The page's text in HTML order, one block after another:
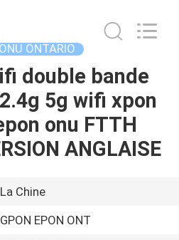
ONTARIO
double bande
5g wifi xpon
onu FTTH
ANGLAISE
La Chine
GPON EPON ONT